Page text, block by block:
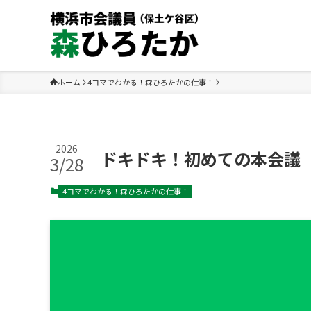
ホーム 4コマでわかる！森ひろたかの仕事！
ドキドキ！初めての本会議
2026
3/28
4コマでわかる！森ひろたかの仕事！